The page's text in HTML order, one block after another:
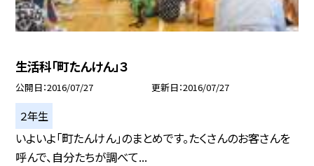
生活科「町たんけん」３
公開日 2016/07/27 更新日 2016/07/27
２年生
いよいよ「町たんけん」のまとめです。たくさんのお客さんを
呼んで、自分たちが調べて...